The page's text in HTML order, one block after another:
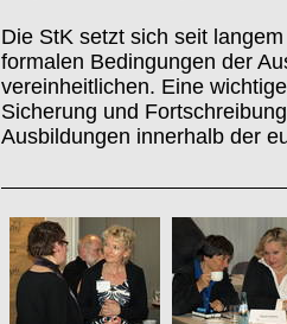
Die StK setzt sich seit
formalen Bedingungen der
vereinheitlichen. Eine
Sicherung und
Ausbildungen innerhalb der